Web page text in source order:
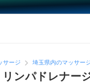
サージ 埼玉県内のマッサー
リンパドレナ